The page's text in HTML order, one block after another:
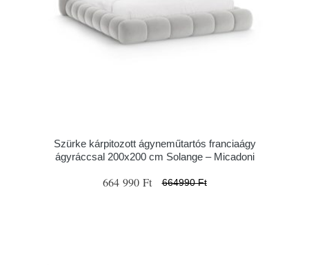
Szürke kárpitozott ágyneműtartós franciaágy
ágyráccsal 200x200 cm Solange – Micadoni
664 990 Ft 664990 Ft